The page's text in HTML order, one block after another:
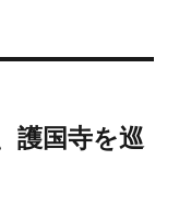
護国寺を巡